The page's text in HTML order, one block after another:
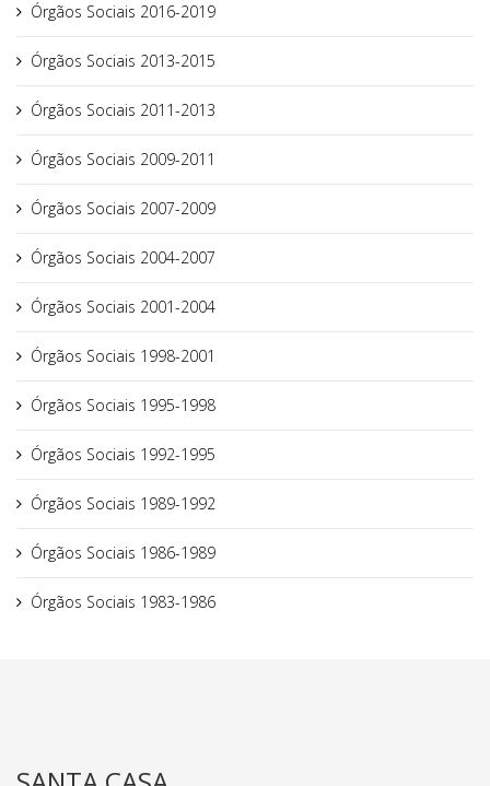
Órgãos Sociais 2016-2019
Órgãos Sociais 2013-2015
Órgãos Sociais 2011-2013
Órgãos Sociais 2009-2011
Órgãos Sociais 2007-2009
Órgãos Sociais 2004-2007
Órgãos Sociais 2001-2004
Órgãos Sociais 1998-2001
Órgãos Sociais 1995-1998
Órgãos Sociais 1992-1995
Órgãos Sociais 1989-1992
Órgãos Sociais 1986-1989
Órgãos Sociais 1983-1986